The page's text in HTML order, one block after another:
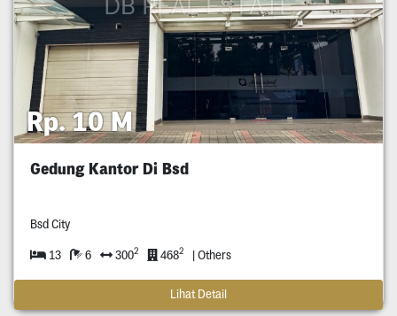
Rp. 10 M
Gedung Kantor Di Bsd
Bsd City
13 6 3002 4682 | Others
Lihat Detail